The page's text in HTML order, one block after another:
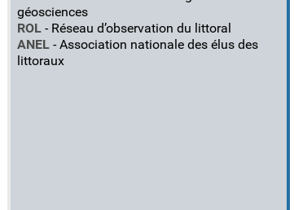
géosciences
ROL - Réseau d’observation du littoral
ANEL - Association nationale des élus des
littoraux